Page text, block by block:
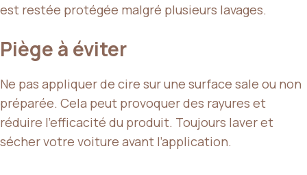
est restée protégée malgré plusieurs lavages.
Piège à éviter
Ne pas appliquer de cire sur une surface sale ou non
préparée. Cela peut provoquer des rayures et
réduire l’efficacité du produit. Toujours laver et
sécher votre voiture avant l’application.